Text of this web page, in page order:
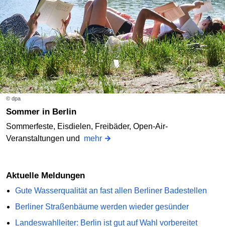
© dpa
Sommer in Berlin
Sommerfeste, Eisdielen, Freibäder, Open-Air-
Veranstaltungen und mehr
Aktuelle Meldungen
Gute Wasserqualität an fast allen Berliner Badestellen
Berliner Straßenbäume werden wieder gesünder
Landeswahlleiter: Berlin ist gut auf Wahl vorbereitet